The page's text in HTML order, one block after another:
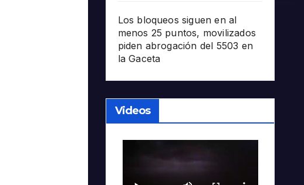
Los bloqueos siguen en al
menos 25 puntos, movilizados
piden abrogación del 5503 en
la Gaceta
Videos